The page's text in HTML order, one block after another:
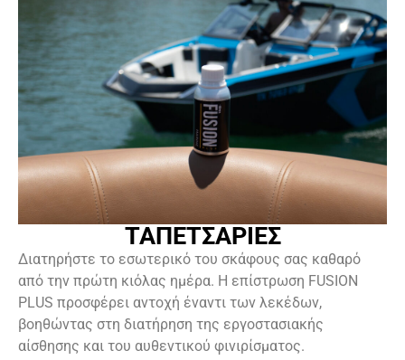
ΤΑΠΕΤΣΑΡΙΕΣ
Διατηρήστε το εσωτερικό του σκάφους σας καθαρό
από την πρώτη κιόλας ημέρα. Η επίστρωση FUSION
PLUS προσφέρει αντοχή έναντι των λεκέδων,
βοηθώντας στη διατήρηση της εργοστασιακής
αίσθησης και του αυθεντικού φινιρίσματος.